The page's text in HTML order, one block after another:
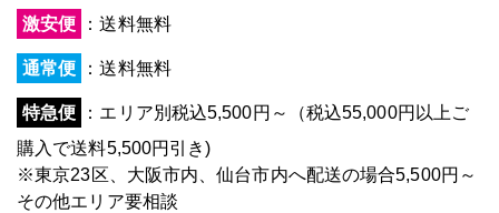
激安便
：送料無料
通常便 ：送料無料
特急便
：エリア別税込5,500円～（税込55,000円以上ご
購入で送料5,500円引き)
※東京23区、大阪市内、仙台市内へ配送の場合5,500円～
その他エリア要相談